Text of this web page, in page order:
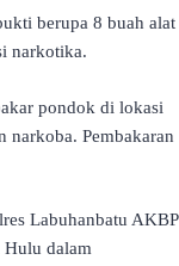
berupa 8 buah alat
narkotika.
pondok di lokasi
narkoba. Pembakaran
Labuhanbatu AKBP
Hulu dalam